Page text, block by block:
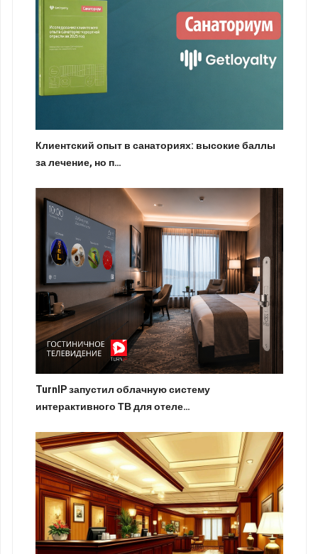
Клиентский опыт в санаториях: высокие баллы
за лечение, но п…
TurnIP запустил облачную систему
интерактивного ТВ для отеле…